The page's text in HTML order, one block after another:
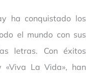
ha conquistado los
el mundo con sus
letras. Con éxitos
«Viva La Vida», han